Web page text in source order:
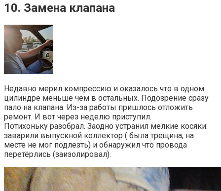
10. Замена клапана
Недавно мерил компрессию и оказалось что в одном
цилиндре меньше чем в остальных. Подозрение сразу
пало на клапана. Из-за работы пришлось отложить
ремонт. И вот через неделю приступил.
Потихоньку разобрал. Заодно устранил мелкие косяки:
заварили выпускной коллектор ( была трещина, на
месте не мог подлезть) и обнаружил что провода
перетёрлись (заизолировал).